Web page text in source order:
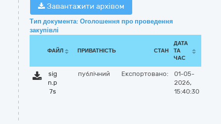
Завантажити архівом
Тип документа: Оголошення про проведення
закупівлі
ФАЙЛ ПРИВАТНІСТЬ СТАН
ДАТА
ТА
ЧАС
sig
n.p
7s
публічний Експортовано:
01-05-
2026,
15:40:30